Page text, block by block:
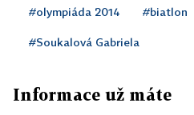
#olympiáda 2014 #biatlon
#Soukalová Gabriela
Informace už máte